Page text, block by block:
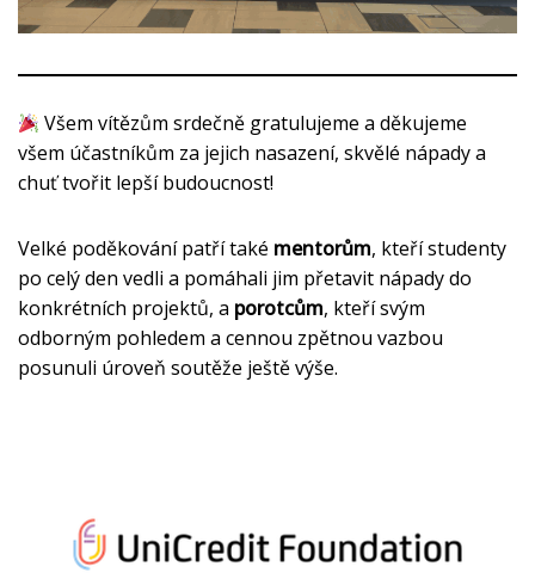
Všem vítězům srdečně gratulujeme a děkujeme
všem účastníkům za jejich nasazení, skvělé nápady a
chuť tvořit lepší budoucnost!
Velké poděkování patří také mentorům, kteří studenty
po celý den vedli a pomáhali jim přetavit nápady do
konkrétních projektů, a porotcům, kteří svým
odborným pohledem a cennou zpětnou vazbou
posunuli úroveň soutěže ještě výše.